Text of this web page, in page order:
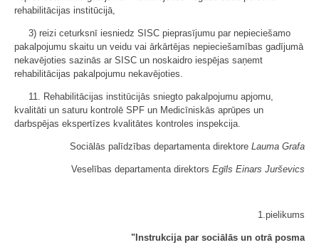
rehabilitācijas institūcijā,
3) reizi ceturksnī iesniedz SISC pieprasījumu par nepieciešamo
pakalpojumu skaitu un veidu vai ārkārtējas nepieciešamības gadījumā
nekavējoties sazinās ar SISC un noskaidro iespējas saņemt
rehabilitācijas pakalpojumu nekavējoties.
11. Rehabilitācijas institūcijās sniegto pakalpojumu apjomu,
kvalitāti un saturu kontrolē SPF un Medicīniskās aprūpes un
darbspējas ekspertīzes kvalitātes kontroles inspekcija.
Sociālās palīdzības departamenta direktore Lauma Grafa
Veselības departamenta direktors Egīls Einars Jurševics
1.pielikums
"Instrukcija par sociālās un otrā posma